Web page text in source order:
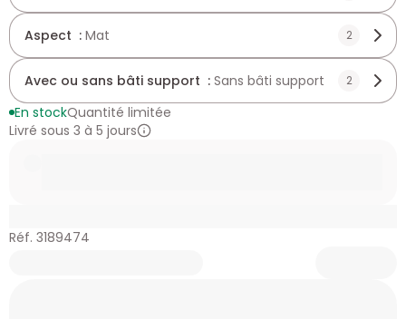
Aspect : Mat 2
Avec ou sans bâti support : Sans bâti support 2
En stockQuantité limitée
Livré sous 3 à 5 jours
Réf. 3189474